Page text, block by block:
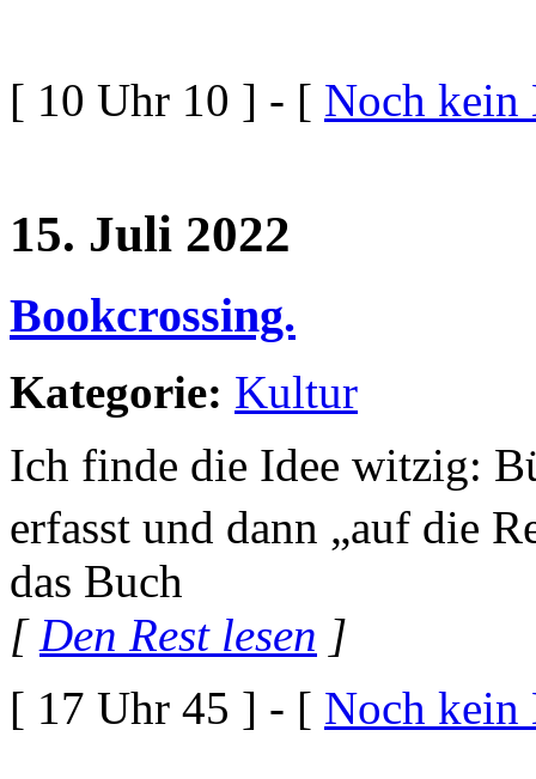
[ 10 Uhr 10 ] - [ Noch kein
15. Juli 2022
Bookcrossing.
Kategorie: Kultur
Ich finde die Idee witzig:
erfasst und dann „auf die
das Buch
[Den Rest lesen ]
[ 17 Uhr 45 ] - [ Noch kein